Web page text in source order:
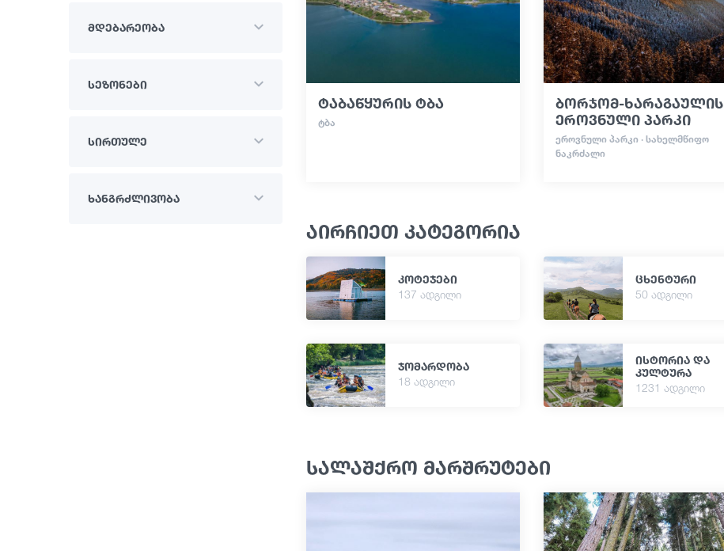
მდებარეობა
სეზონები
სირთულე
ხანგრძლივობა
ტაბაწყურის ტბა
ᲢᲑᲐ
ბორჯომ-ხარაგაულის
ეროვნული პარკი
ᲔᲠᲝᲕᲜᲣᲚᲘ ᲞᲐᲠᲙᲘ · ᲡᲐᲮᲔᲚᲛᲬᲘᲤᲝ
ᲜᲐᲙᲠᲫᲐᲚᲘ
აირჩიეთ კატეგორია
კოტეჯები
137 ადგილი
ცხენტური
50 ადგილი
ჯომარდობა
18 ადგილი
ისტორია და
კულტურა
1231 ადგილი
სალაშქრო მარშრუტები